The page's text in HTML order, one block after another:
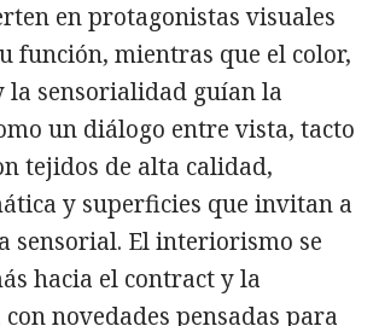
en protagonistas visuales
función, mientras que el color,
la sensorialidad guían la
un diálogo entre vista, tacto
tejidos de alta calidad,
y superficies que invitan a
sensorial. El interiorismo se
hacia el contract y la
novedades pensadas para